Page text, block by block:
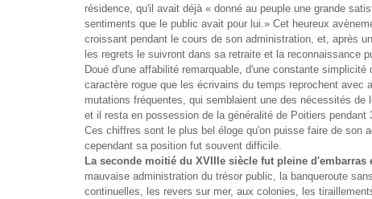
résidence, qu'il avait déjà « donné au peuple une grande
sentiments que le public avait pour lui.» Cet heureux
croissant pendant le cours de son administration, et, après
les regrets le suivront dans sa retraite et la reconnaissance
Doué d'une affabilité remarquable, d'une constante
caractère rogue que les écrivains du temps reprochent avec
mutations fréquentes, qui semblaient une des nécessités de
et il resta en possession de la généralité de Poitiers pendant
Ces chiffres sont le plus bel éloge qu'on puisse faire de son
cependant sa position fut souvent difficile.
La seconde moitié du XVIIIe siècle fut pleine d'embarras
mauvaise administration du trésor public, la banqueroute
continuelles, les revers sur mer, aux colonies, les